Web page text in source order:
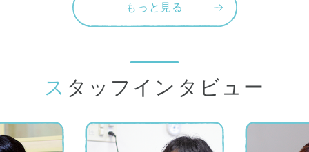
もっと見る
スタッフインタビュー